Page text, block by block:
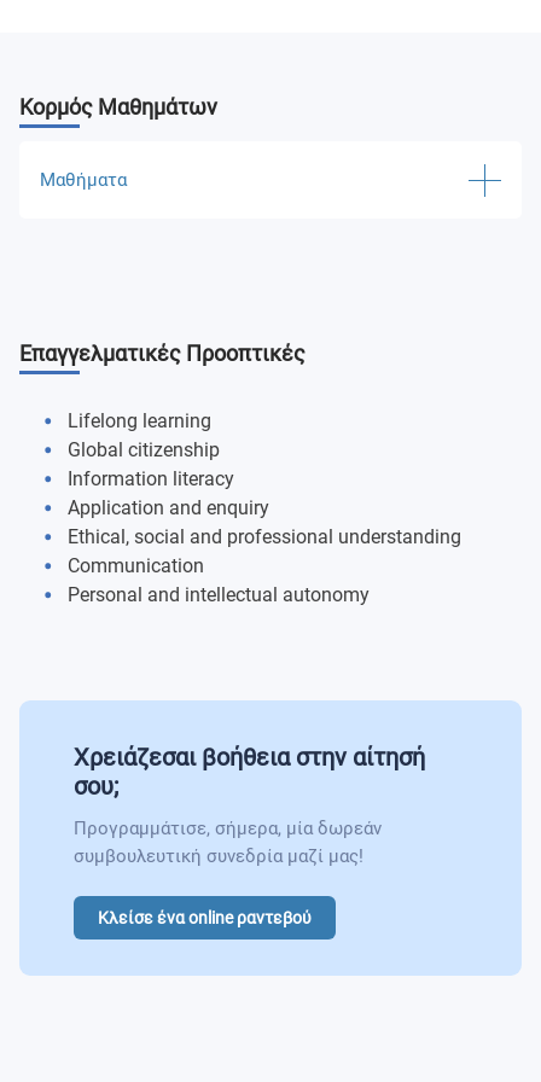
Κορμός Μαθημάτων
Μαθήματα
Introduction To Biosecurity
Research Methods And Statistics
Agriculture In The 21St Century
Introductory Microbiology
Plant Anatomy And Physiology
Pathogens And Parasites
Biosecurity Surveillance And Monitoring
Plant Production Systems
Plant Pests And Disease
Επαγγελματικές Προοπτικές
Lifelong learning
Global citizenship
Information literacy
Application and enquiry
Ethical, social and professional understanding
Communication
Personal and intellectual autonomy
Χρειάζεσαι βοήθεια στην αίτησή
σου;
Προγραμμάτισε, σήμερα, μία δωρεάν
συμβουλευτική συνεδρία μαζί μας!
Κλείσε ένα online ραντεβού